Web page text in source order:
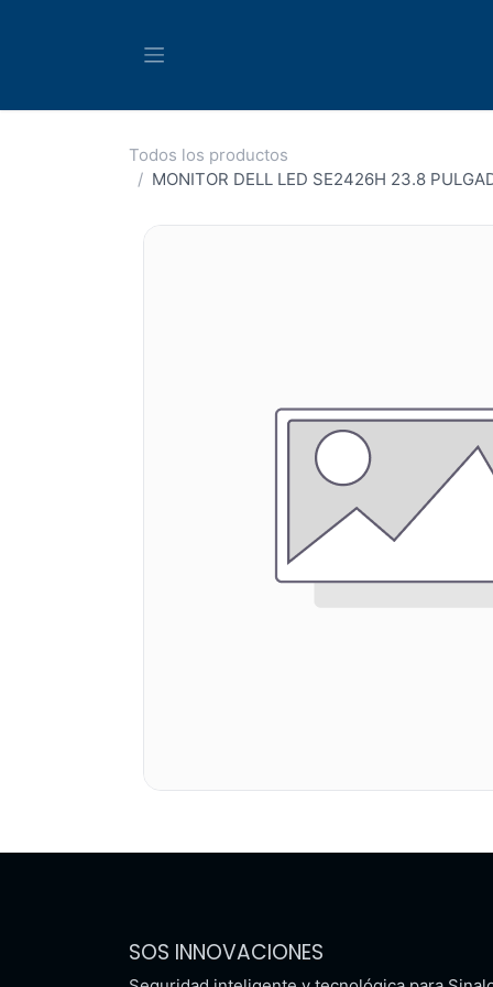
Todos los productos
MONITOR DELL LED SE2426H 23.8
SOS INNOVACIONES